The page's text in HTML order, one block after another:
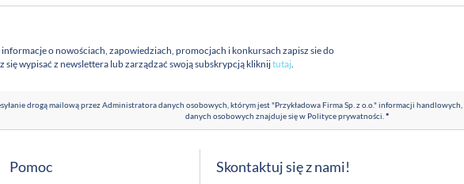
o nowościach, zapowiedziach, promocjach i konkursach zapisz sie do
się wypisać z newslettera lub zarządzać swoją subskrypcją kliknijtutaj.
drogą mailową przez Administratora danych osobowych, którym jest "Przykładowa Firma Sp. z o.o." informacji
danych osobowych znajduje się w Polityce prywatności.*
Pomoc Skontaktuj się z nami!